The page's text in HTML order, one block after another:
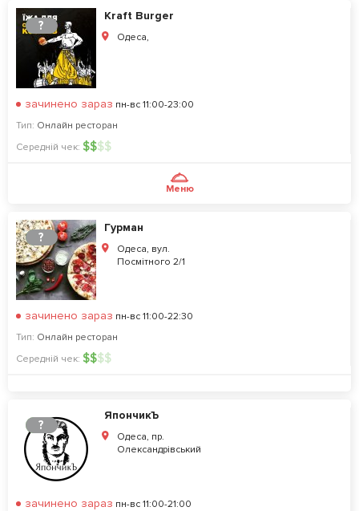
?
Kraft Burger
Одеса,
зачинено зараз пн-вс 11:00-23:00
Тип: Онлайн ресторан
Середній чек: $$$$
Меню
?
Гурман
Одеса, вул.
Посмітного 2/1
зачинено зараз пн-вс 11:00-22:30
Тип: Онлайн ресторан
Середній чек: $$$$
?
ЯпончикЪ
Одеса, пр.
Олександрівський
зачинено зараз пн-вс 11:00-21:00